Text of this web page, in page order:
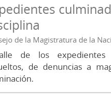
de la Magistratura de la
de los expedientes
de denuncias a